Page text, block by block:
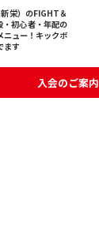
栄）のFIGHT＆
初心者・年配の
ニュー！キックボ
ます
入会のご案内